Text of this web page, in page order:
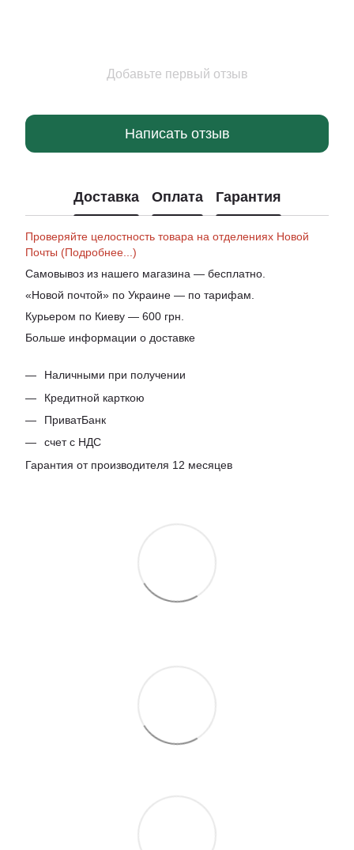
Добавьте первый отзыв
Написать отзыв
Доставка Оплата Гарантия
Проверяйте целостность товара на отделениях Новой
Почты (Подробнее...)
Самовывоз из нашего магазина — бесплатно.
«Новой почтой» по Украине — по тарифам.
Курьером по Киеву — 600 грн.
Больше информации о доставке
Наличными при получении
Кредитной карткою
ПриватБанк
счет с НДС
Гарантия от производителя 12 месяцев